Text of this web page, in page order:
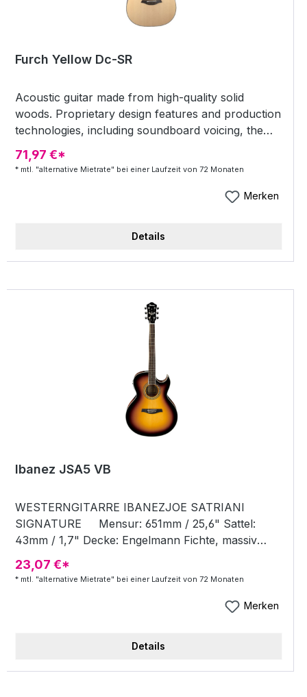
Furch Yellow Dc-SR
Acoustic guitar made from high-quality solid
woods. Proprietary design features and production
technologies, including soundboard voicing, the
revolutionary Furch CNR System® neck joint, and
Full-Pore High-Gloss Finish. Stylish appearance
and green abalone inlays, artificial tortoise body
of-pearl oval Eclipse fingerboard position markers.
CR guitars feature a soundboard from carefully
and discreet amber appointments combined with
premium tonewoods lend Furch Yellow CR
instruments an attractive classy look. Cedar
produces a warm and round timbre that translates
into a very balanced sound that is suitable for
versatile multipurpose instruments.
71,97 €*
* mtl. "alternative Mietrate" bei einer Laufzeit von 72 Monaten
Merken
Details
Ibanez JSA5 VB
WESTERNGITARRE IBANEZJOE SATRIANI
SIGNATURE Mensur: 651mm / 25,6" Sattel:
43mm / 1,7" Decke: Engelmann Fichte, massiv
Zargen &amp; Boden: Mahagoni Hals: Mahagoni
Griffbrett: Palisander Inlay: Abalone Rosette:
Tonabnehmer: Fishman Sonicore Elektronik:
Ibanez Advantage Bridge Pins Farbe: Vintage Burst
Hardshell Case
23,07 €*
* mtl. "alternative Mietrate" bei einer Laufzeit von 72 Monaten
Merken
Details